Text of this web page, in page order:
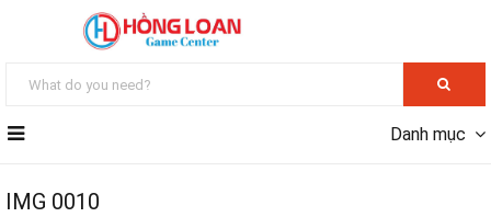
Danh mục
IMG 0010